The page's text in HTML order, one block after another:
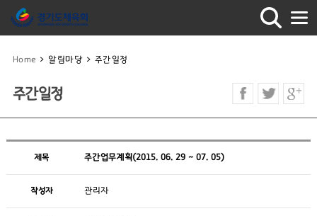
Home > 알림마당 > 주간일정
주간일정
제목 주간업무계획(2015. 06. 29 ~ 07. 05)
작성자 관리자